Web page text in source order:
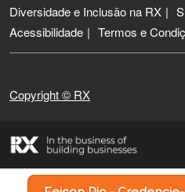
Diversidade e Inclusão na RX
Acessibilidade
Termos e
Copyright © RX